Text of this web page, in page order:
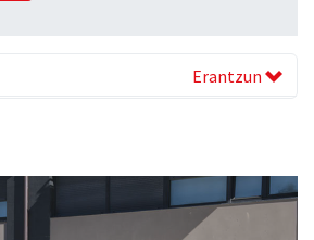
Erantzun